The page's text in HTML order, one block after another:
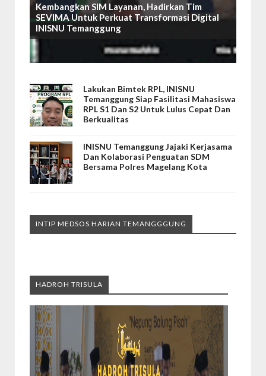
Kembangkan SIM Layanan, Hadirkan Tim
SEVIMA Untuk Perkuat Transformasi Digital
INISNU Temanggung
Lakukan Bimtek RPL, INISNU
Temanggung Siap Fasilitasi Mahasiswa
RPL S1 Dan S2 Untuk Lulus Cepat Dan
Berkualitas
INISNU Temanggung Jajaki Kerjasama
Dan Kolaborasi Penguatan SDM
Bersama Polres Magelang Kota
INTIP MEDSOS HARIAN TEMANGGGUNG
HADROH TRISULA